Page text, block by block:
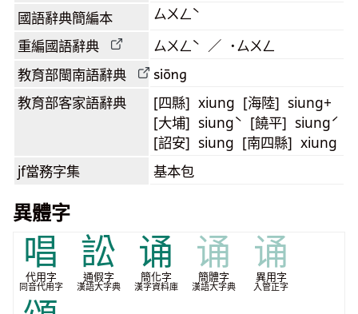
國語辭典簡編本 ㄙㄨㄥˋ
重編國語辭典 ㄙㄨㄥˋ ／ ˙ㄙㄨㄥ
教育部閩南語辭典 siōng
教育部客家語辭典
[四縣] xiung [海陸] siung+
[大埔] siungˋ [饒平] siungˊ
[詔安] siung [南四縣] xiung
jf當務字集 基本包
異體字
唱
代用字
同音代用字
訟
通假字
漢語大字典
诵
簡化字
漢字資料庫
诵
簡體字
漢語大字典
诵
異用字
入管正字